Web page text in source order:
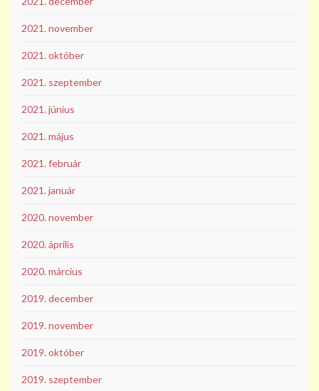
2021. november
2021. október
2021. szeptember
2021. június
2021. május
2021. február
2021. január
2020. november
2020. április
2020. március
2019. december
2019. november
2019. október
2019. szeptember